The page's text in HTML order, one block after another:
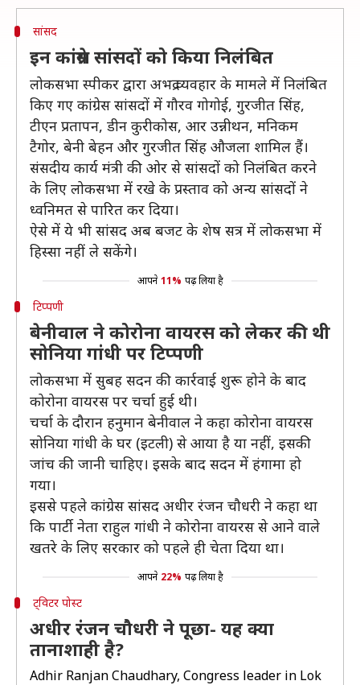
सांसद
इन कांग्रेस सांसदों को किया निलंबित
लोकसभा स्पीकर द्वारा अभद्र व्यवहार के मामले में निलंबित
किए गए कांग्रेस सांसदों में गौरव गोगोई, गुरजीत सिंह,
टीएन प्रतापन, डीन कुरीकोस, आर उन्नीथन, मनिकम
टैगोर, बेनी बेहन और गुरजीत सिंह औजला शामिल हैं।
संसदीय कार्य मंत्री की ओर से सांसदों को निलंबित करने
के लिए लोकसभा में रखे के प्रस्ताव को अन्य सांसदों ने
ध्वनिमत से पारित कर दिया।
ऐसे में ये भी सांसद अब बजट के शेष सत्र में लोकसभा में
हिस्सा नहीं ले सकेंगे।
आपने 11% पढ़ लिया है
टिप्पणी
बेनीवाल ने कोरोना वायरस को लेकर की थी
सोनिया गांधी पर टिप्पणी
लोकसभा में सुबह सदन की कार्रवाई शुरू होने के बाद
कोरोना वायरस पर चर्चा हुई थी।
चर्चा के दौरान हनुमान बेनीवाल ने कहा कोरोना वायरस
सोनिया गांधी के घर (इटली) से आया है या नहीं, इसकी
जांच की जानी चाहिए। इसके बाद सदन में हंगामा हो
गया।
इससे पहले कांग्रेस सांसद अधीर रंजन चौधरी ने कहा था
कि पार्टी नेता राहुल गांधी ने कोरोना वायरस से आने वाले
खतरे के लिए सरकार को पहले ही चेता दिया था।
आपने 22% पढ़ लिया है
ट्विटर पोस्ट
अधीर रंजन चौधरी ने पूछा- यह क्या
तानाशाही है?
Adhir Ranjan Chaudhary, Congress leader in Lok